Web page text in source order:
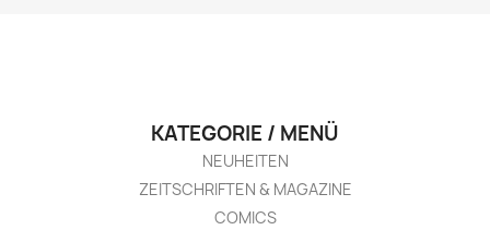
KATEGORIE / MENÜ
NEUHEITEN
ZEITSCHRIFTEN & MAGAZINE
COMICS